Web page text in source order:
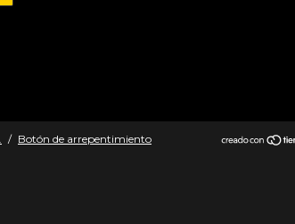
/ Botón de arrepentimiento